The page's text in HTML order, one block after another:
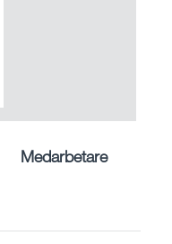
Medarbetare